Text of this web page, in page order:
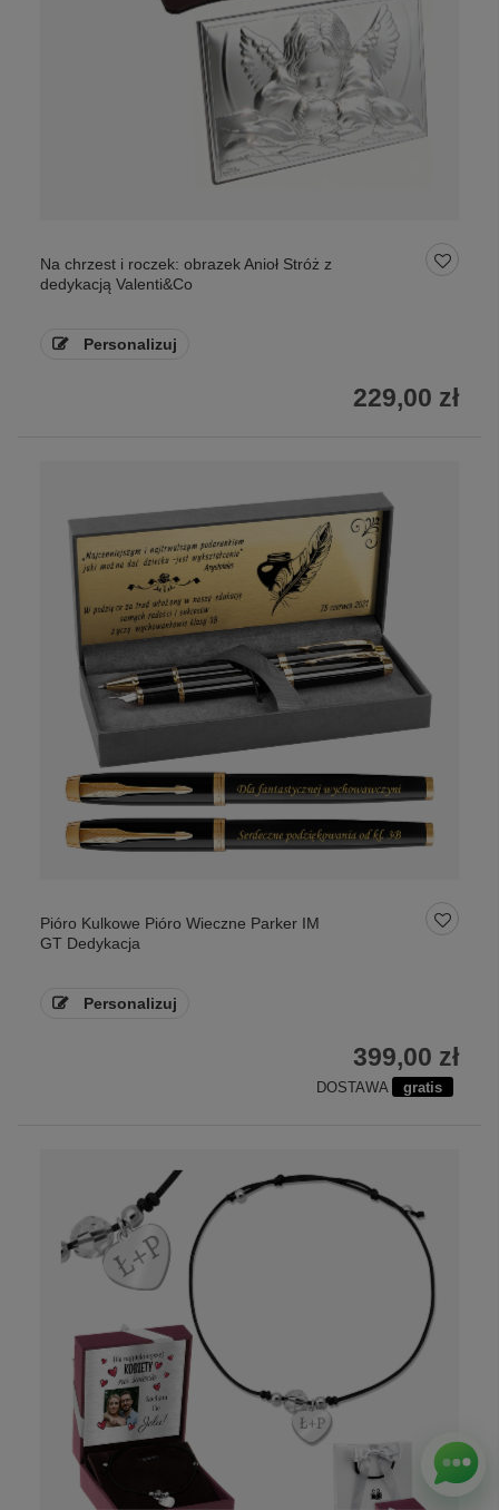
Na chrzest i roczek: obrazek Anioł Stróż z
dedykacją Valenti&Co
Personalizuj
229,00 zł
Pióro Kulkowe Pióro Wieczne Parker IM
GT Dedykacja
Personalizuj
399,00 zł
DOSTAWA gratis